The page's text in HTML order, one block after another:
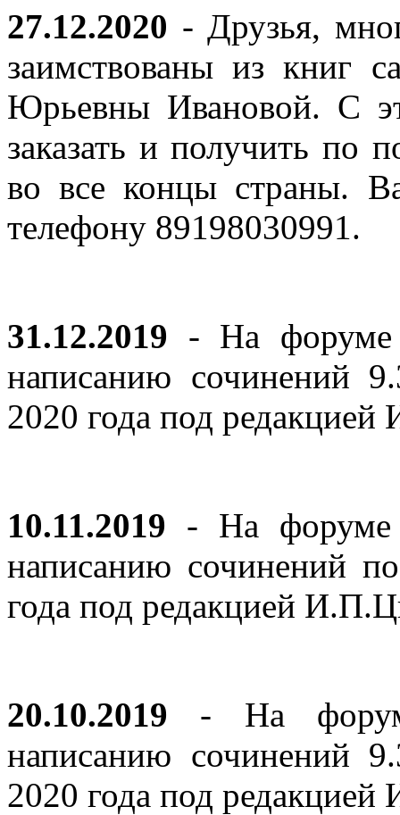
27.12.2020 - Друзья,
заимствованы из книг
Юрьевны Ивановой. С
заказать и получить по
во все концы страны.
телефону 89198030991.
31.12.2019 - На форуме
написанию сочинений
2020 года под
10.11.2019 - На форуме
написанию сочинений
года под редакцией
20.10.2019 - На
написанию сочинений
2020 года под